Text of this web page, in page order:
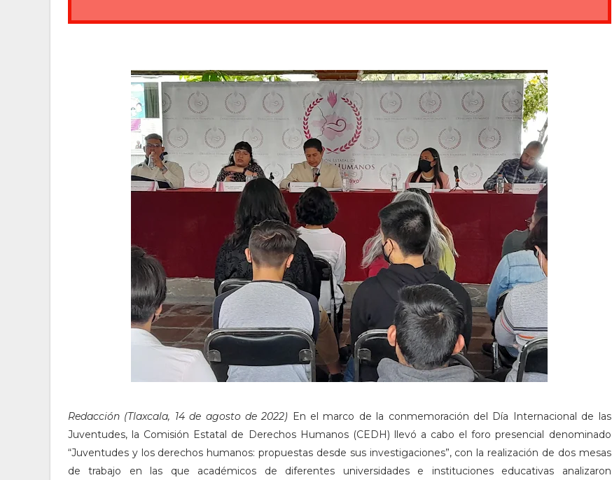
Redacción (Tlaxcala, 14 de agosto de 2022) En el marco de la conmemoración del Día Internacional de las
Juventudes, la Comisión Estatal de Derechos Humanos (CEDH) llevó a cabo el foro presencial denominado
“Juventudes y los derechos humanos: propuestas desde sus investigaciones”, con la realización de dos mesas
de trabajo en las que académicos de diferentes universidades e instituciones educativas analizaron